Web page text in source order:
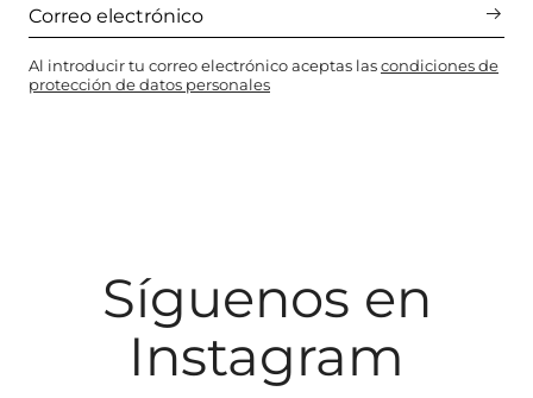
Al introducir tu correo electrónico aceptas lascondiciones de
protección de datos personales
Síguenos en
Instagram